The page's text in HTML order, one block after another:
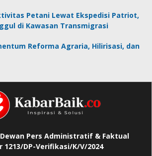
Petani Lewat Ekspedisi Patriot,
di Kawasan Transmigrasi
Reforma Agraria, Hilirisasi, dan
Pers Administratif & Faktual
1213/DP-Verifikasi/K/V/2024